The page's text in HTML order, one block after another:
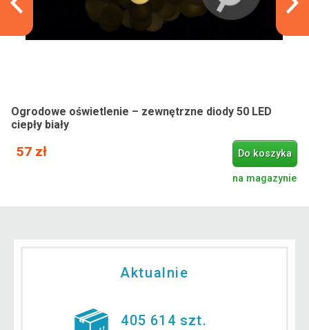
Ogrodowe oświetlenie – zewnętrzne diody 50 LED
ciepły biały
57 zł Do koszyka
na magazynie
Aktualnie
405 614 szt.